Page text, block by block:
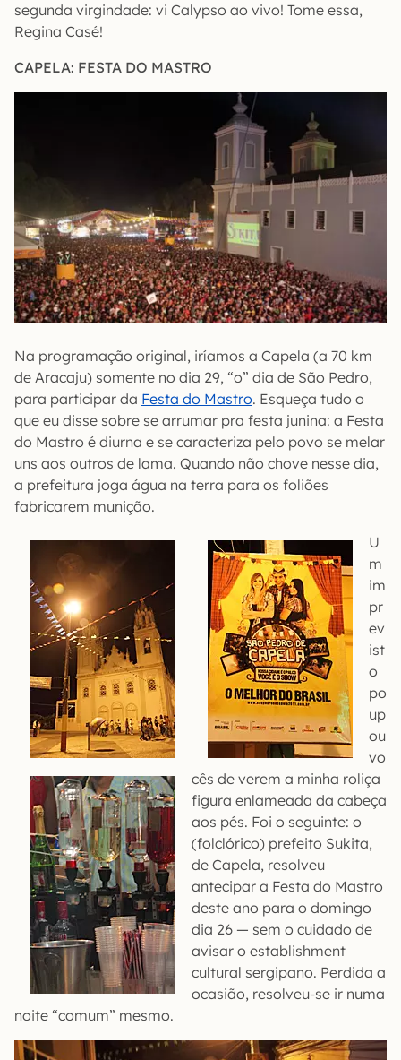
segunda virgindade: vi Calypso ao vivo! Tome essa,
Regina Casé!
CAPELA: FESTA DO MASTRO
Na programação original, iríamos a Capela (a 70 km
de Aracaju) somente no dia 29, “o” dia de São Pedro,
para participar da Festa do Mastro. Esqueça tudo o
que eu disse sobre se arrumar pra festa junina: a Festa
do Mastro é diurna e se caracteriza pelo povo se melar
uns aos outros de lama. Quando não chove nesse dia,
a prefeitura joga água na terra para os foliões
fabricarem munição.
U
m
im
pr
ev
ist
o
po
up
ou
vo
cês de verem a minha roliça
figura enlameada da cabeça
aos pés. Foi o seguinte: o
(folclórico) prefeito Sukita,
de Capela, resolveu
antecipar a Festa do Mastro
deste ano para o domingo
dia 26 — sem o cuidado de
avisar o establishment
cultural sergipano. Perdida a
ocasião, resolveu-se ir numa
noite “comum” mesmo.